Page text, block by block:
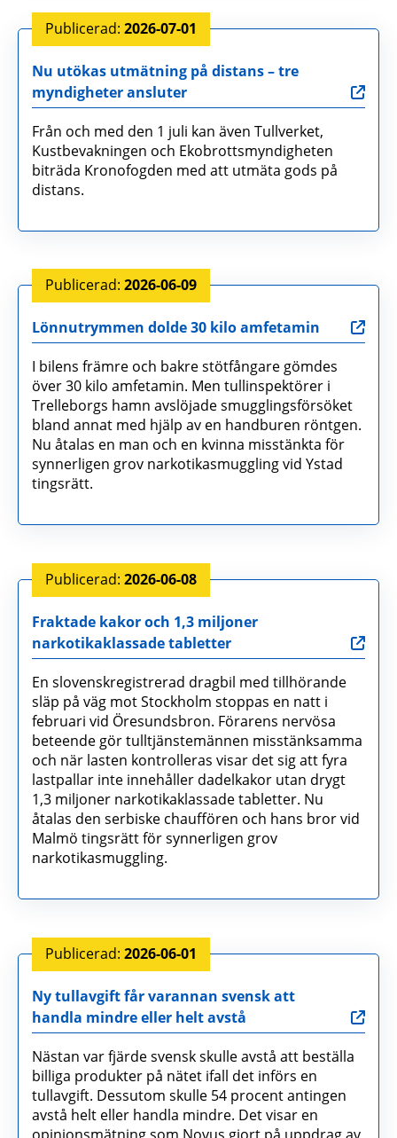
2026-07-01
Nu utökas utmätning på distans – tre
myndigheter ansluter
Från och med den 1 juli kan även Tullverket,
Kustbevakningen och Ekobrottsmyndigheten
biträda Kronofogden med att utmäta gods på
distans.
2026-06-09
Lönnutrymmen dolde 30 kilo amfetamin
I bilens främre och bakre stötfångare gömdes
över 30 kilo amfetamin. Men tullinspektörer i
Trelleborgs hamn avslöjade smugglingsförsöket
bland annat med hjälp av en handburen röntgen.
Nu åtalas en man och en kvinna misstänkta för
synnerligen grov narkotikasmuggling vid Ystad
tingsrätt.
2026-06-08
Fraktade kakor och 1,3 miljoner
narkotikaklassade tabletter
En slovenskregistrerad dragbil med tillhörande
släp på väg mot Stockholm stoppas en natt i
februari vid Öresundsbron. Förarens nervösa
beteende gör tulltjänstemännen misstänksamma
och när lasten kontrolleras visar det sig att fyra
lastpallar inte innehåller dadelkakor utan drygt
1,3 miljoner narkotikaklassade tabletter. Nu
åtalas den serbiske chauffören och hans bror vid
Malmö tingsrätt för synnerligen grov
narkotikasmuggling.
2026-06-01
Ny tullavgift får varannan svensk att
handla mindre eller helt avstå
Nästan var fjärde svensk skulle avstå att beställa
billiga produkter på nätet ifall det införs en
tullavgift. Dessutom skulle 54 procent antingen
avstå helt eller handla mindre. Det visar en